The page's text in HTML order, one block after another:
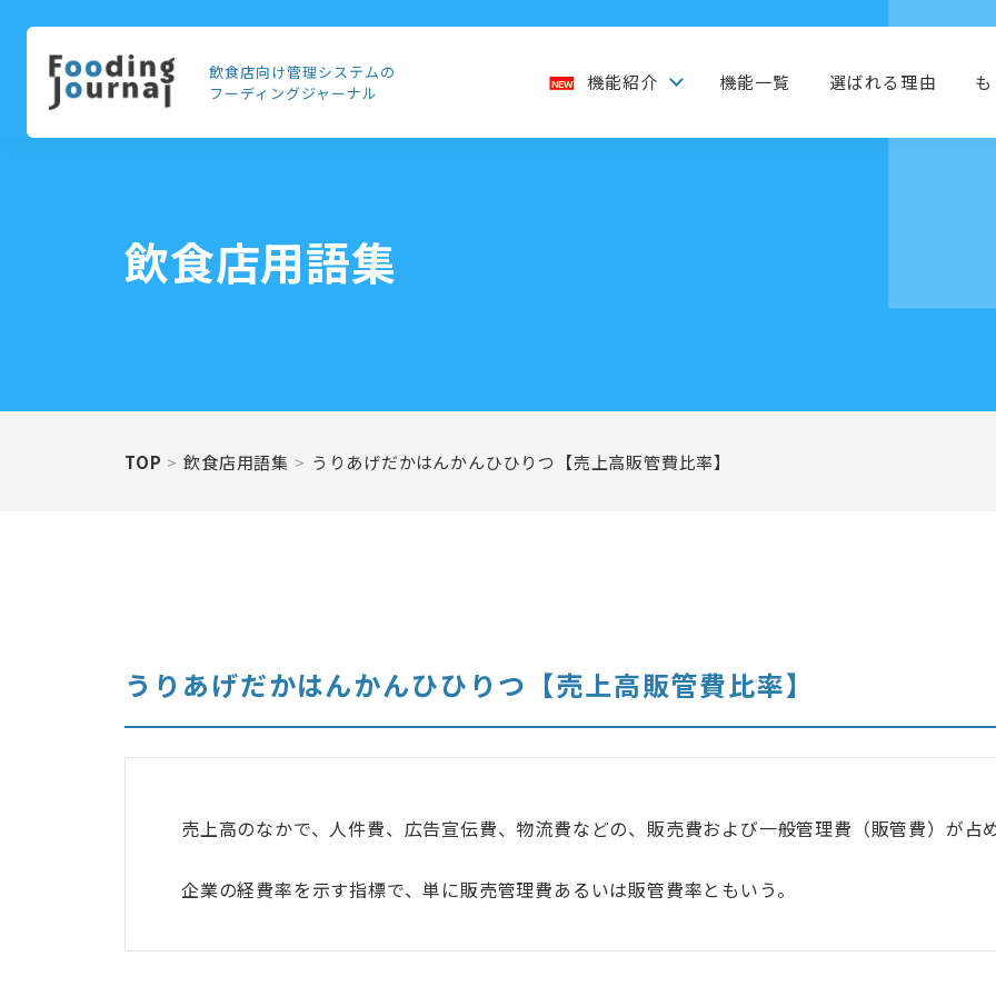
飲食店向け管理システムの
フーディングジャーナル
機能紹介 機能一覧 選ばれる理由
飲食店用語集
TOP 飲食店用語集 うりあげだかはんかんひひりつ【売上高販管費比率】
うりあげだかはんかんひひりつ【売上高販管費比率】
売上高のなかで、人件費、広告宣伝費、物流費などの、販売費および一般管理費（販管費）が占
企業の経費率を示す指標で、単に販売管理費あるいは販管費率ともいう。